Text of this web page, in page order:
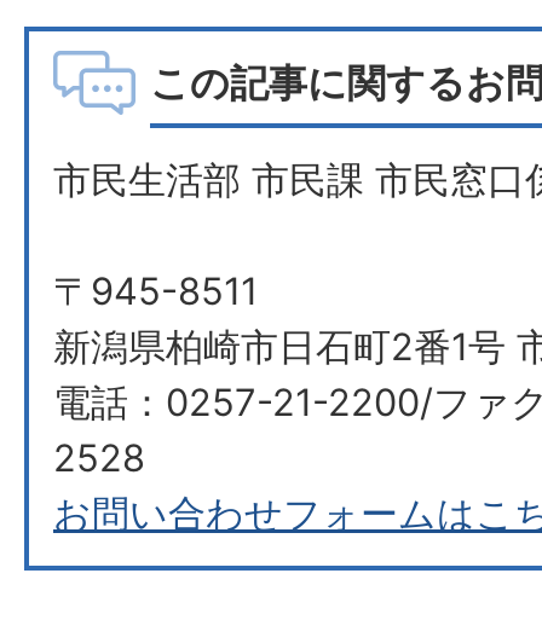
この記事に関するお
市民生活部 市民課 市民窓口
〒945-8511
新潟県柏崎市日石町2番1号
電話：0257-21-2200/ファ
2528
お問い合わせフォームはこ